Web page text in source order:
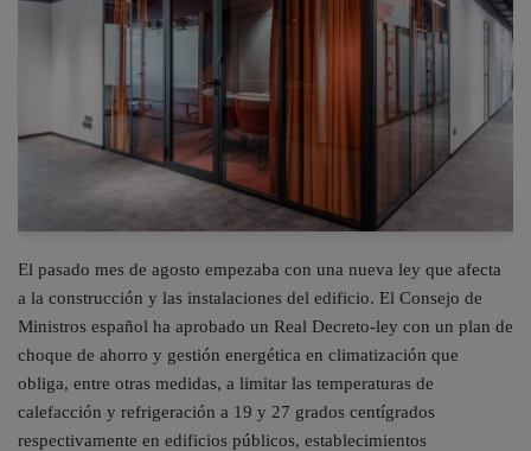
El pasado mes de agosto empezaba con una nueva ley que afecta
a la construcción y las instalaciones del edificio. El Consejo de
Ministros español ha aprobado un Real Decreto-ley con un plan de
choque de ahorro y gestión energética en climatización que
obliga, entre otras medidas, a limitar las temperaturas de
calefacción y refrigeración a 19 y 27 grados centígrados
respectivamente en edificios públicos, establecimientos